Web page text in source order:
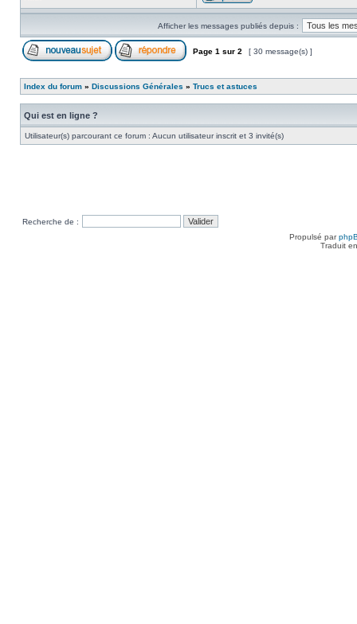
Afficher les messages publiés depuis :
Page 1 sur 2 [ 30 message(s) ]
Index du forum » Discussions Générales » Trucs et astuces
Qui est en ligne ?
Utilisateur(s) parcourant ce forum : Aucun utilisateur inscrit et 3 invité(s)
Recherche de :
Propulsé par
Traduit